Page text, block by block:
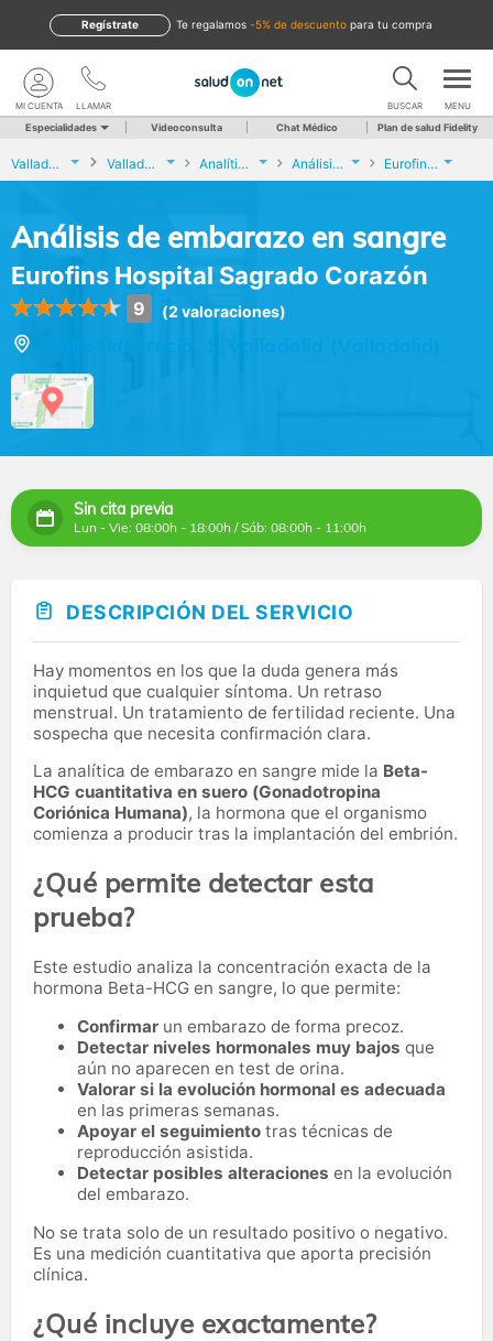
te regalamos -5% de descuento para tu compra
Regístrate
LLAMAR
MI CUENTA BUSCAR MENU
Especialidades Videoconsulta Chat Médico Plan de salud Fidelity
Valladolid Valladolid Analíticas y Genética Análisis de embarazo en sangre Eurofins Hospital Sagrado Corazón
Análisis de embarazo en sangre
Eurofins Hospital Sagrado Corazón
9 (2 valoraciones)
Sin cita previa
Lun - Vie: 08:00h - 18:00h / Sáb: 08:00h - 11:00h
DESCRIPCIÓN DEL SERVICIO
Hay momentos en los que la duda genera más
inquietud que cualquier síntoma. Un retraso
menstrual. Un tratamiento de fertilidad reciente. Una
sospecha que necesita confirmación clara.
La analítica de embarazo en sangre mide la Beta-
HCG cuantitativa en suero (Gonadotropina
Coriónica Humana), la hormona que el organismo
comienza a producir tras la implantación del embrión.
¿Qué permite detectar esta
prueba?
Este estudio analiza la concentración exacta de la
hormona Beta-HCG en sangre, lo que permite:
Confirmar un embarazo de forma precoz.
Detectar niveles hormonales muy bajos que
aún no aparecen en test de orina.
Valorar si la evolución hormonal es adecuada
en las primeras semanas.
Apoyar el seguimiento tras técnicas de
reproducción asistida.
Detectar posibles alteraciones en la evolución
del embarazo.
No se trata solo de un resultado positivo o negativo.
Es una medición cuantitativa que aporta precisión
clínica.
¿Qué incluye exactamente?